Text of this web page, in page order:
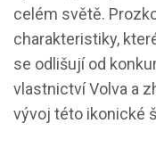
celém světě.
charakteristiky,
se odlišují od
vlastnictví Volva a
vývoj této ikonické